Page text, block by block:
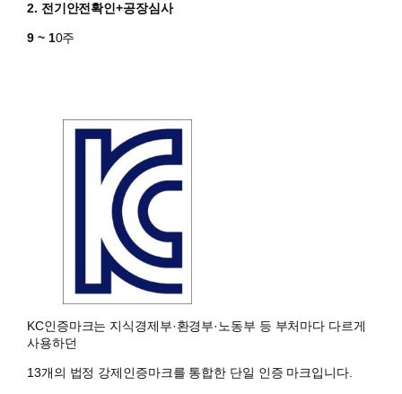
2. 전기안전확인+공장심사
9 ~ 10주
KC인증마크는 지식경제부·환경부·노동부 등 부처마다 다르게
사용하던
13개의 법정 강제인증마크를 통합한 단일 인증 마크입니다.